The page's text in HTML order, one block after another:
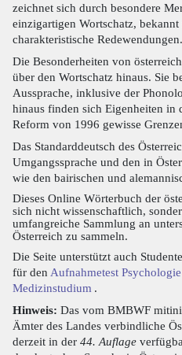
zeichnet sich durch besondere
einzigartigen Wortschatz, bekannt
charakteristische Redewendungen.
Die Besonderheiten von
über den Wortschatz hinaus. Sie
Aussprache, inklusive der
hinaus finden sich Eigenheiten in
Reform von 1996 gewisse
Das Standarddeutsch des
Umgangssprache und den in
wie den bairischen und
Dieses Online Wörterbuch der
sich nicht wissenschaftlich,
umfangreiche Sammlung an
Österreich zu sammeln.
Die Seite unterstützt auch
für den Aufnahmetest Psychologie
Medizinstudium .
Hinweis: Das vom BMBWF
Ämter des Landes verbindliche
derzeit in der 44. Auflage